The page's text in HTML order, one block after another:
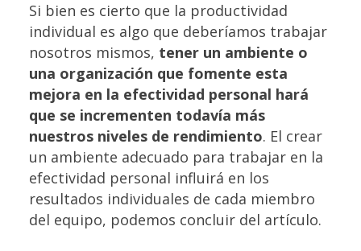
Si bien es cierto que la productividad
individual es algo que deberíamos trabajar
nosotros mismos, tener un ambiente o
una organización que fomente esta
mejora en la efectividad personal hará
que se incrementen todavía más
nuestros niveles de rendimiento. El crear
un ambiente adecuado para trabajar en la
efectividad personal influirá en los
resultados individuales de cada miembro
del equipo, podemos concluir del artículo.